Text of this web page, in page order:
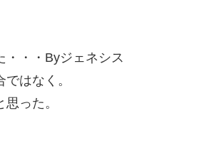
・・・Byジェネシス
はなく。
った。